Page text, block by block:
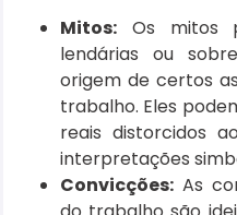
Mitos: Os mitos
lendárias ou
origem de certos
trabalho. Eles
reais distorcidos
interpretações
Convicções: As